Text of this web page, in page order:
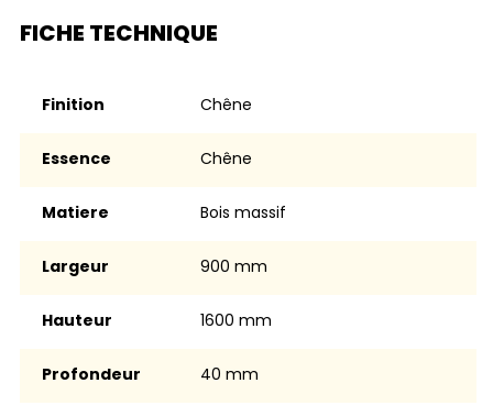
FICHE TECHNIQUE
Finition Chêne
Essence chêne
Matiere Bois massif
Largeur 900 mm
Hauteur 1600 mm
Profondeur 40 mm